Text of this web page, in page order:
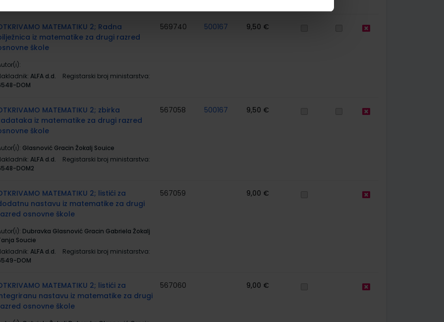
MATEMATIKU 2; Radna
iz matematike za drugi razred
škole
ALFA d.d.
Registarski broj ministarstva:
DOM
569740 500167 9,50 €
MATEMATIKU 2; zbirka
iz matematike za drugi razred
škole
Glasnović Gracin Žokalj Souice
ALFA d.d.
Registarski broj ministarstva:
DOM2
567058 500167 9,50 €
MATEMATIKU 2; listići za
nastavu iz matematike za drugi
osnovne škole
Dubravka Glasnović Gracin Gabriela Žokalj
Soucie
ALFA d.d.
Registarski broj ministarstva:
DOM
567059 9,00 €
MATEMATIKU 2; listići za
nastavu iz matematike za drugi
osnovne škole
567060 9,00 €